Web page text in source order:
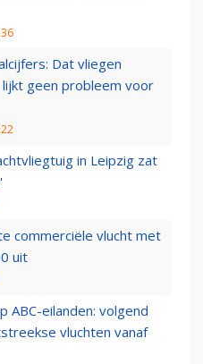
Dat vliegen
geen probleem voor
in Leipzig zat
commerciële vlucht met
uit
ABC-eilanden: volgend
vluchten vanaf